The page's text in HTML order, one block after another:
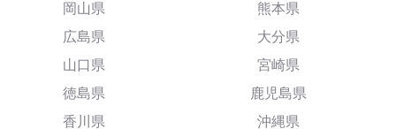
岡山県
広島県
山口県
徳島県
香川県
熊本県
大分県
宮崎県
鹿児島県
沖縄県